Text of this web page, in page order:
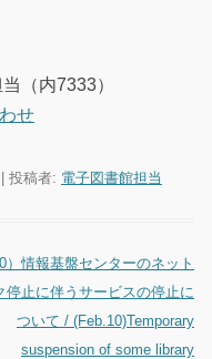
（内7333）
せ
投稿者: 電子図書館担当
）情報基盤センターのネット
停止に伴うサービスの停止に
ついて / (Feb.10)Temporary
suspension of some library